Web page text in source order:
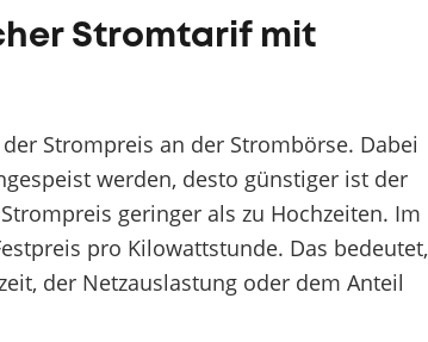
Stromtarif mit
Strompreis an der Strombörse. Dabei
werden, desto günstiger ist der
geringer als zu Hochzeiten. Im
pro Kilowattstunde. Das bedeutet,
der Netzauslastung oder dem Anteil